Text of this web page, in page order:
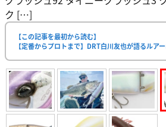
ク […]
【この記事を最初から読む】
【定番からプロトまで】DRT白川友也が語るルア